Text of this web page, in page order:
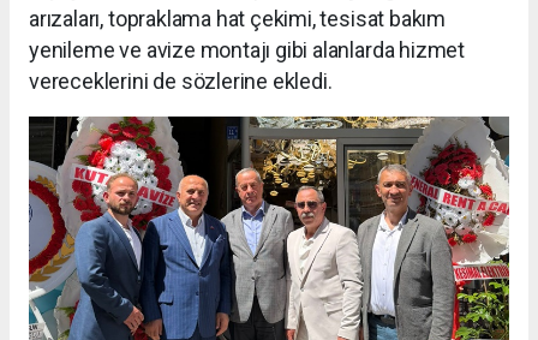
arızaları, topraklama hat çekimi, tesisat bakım
yenileme ve avize montajı gibi alanlarda hizmet
vereceklerini de sözlerine ekledi.